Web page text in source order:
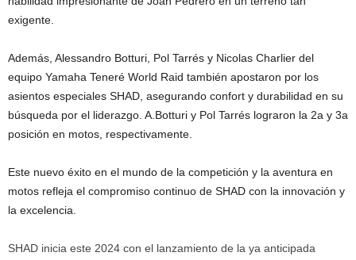
exigente.
Además, Alessandro Botturi, Pol Tarrés y Nicolas Charlier del
equipo Yamaha Teneré World Raid también apostaron por los
asientos especiales SHAD, asegurando confort y durabilidad en su
búsqueda por el liderazgo. A.Botturi y Pol Tarrés lograron la 2a y 3a
posición en motos, respectivamente.
Este nuevo éxito en el mundo de la competición y la aventura en
motos refleja el compromiso continuo de SHAD con la innovación y
la excelencia.
SHAD inicia este 2024 con el lanzamiento de la ya anticipada